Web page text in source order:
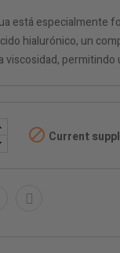
está especialmente
hialurónico, un
viscosidad, permitindo
 Current